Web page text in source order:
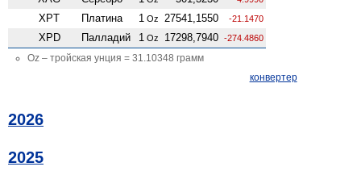
XPT Платина 1 Oz 27541,1550 -21.1470
XPD Палладий 1 Oz 17298,7940 -274.4860
Oz – тройская унция = 31.10348 грамм
конвертер
2026
2025